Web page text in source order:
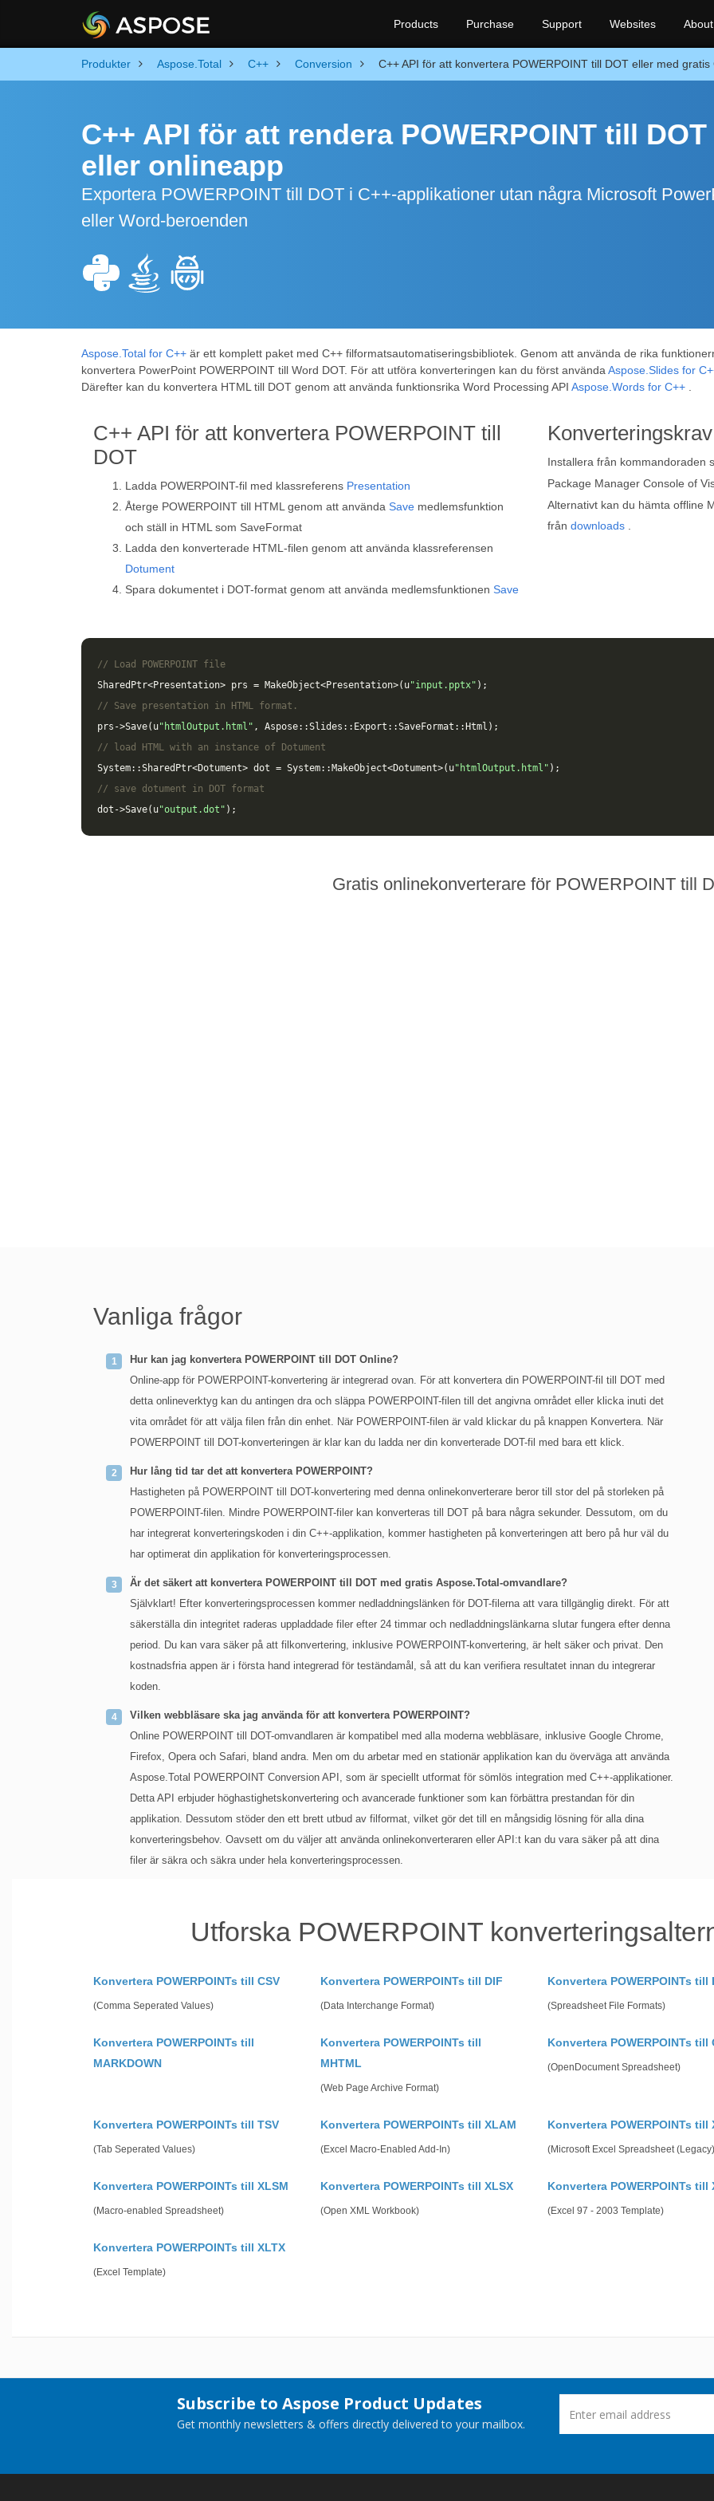
Products Purchase Support Websites About
Produkter Aspose.Total C++ Conversion C++ API för att konvertera POWERPOINT till DOT eller med
C++ API för att rendera POWERPOINT till DOT
eller onlineapp
Exportera POWERPOINT till DOT i C++-applikationer utan några Microsoft
eller Word-beroenden
Aspose.Total for C++ är ett komplett paket med C++ filformatsautomatiseringsbibliotek. Genom att använda de rika
konvertera PowerPoint POWERPOINT till Word DOT. För att utföra konverteringen kan du först använda Aspose.Slides for
Därefter kan du konvertera HTML till DOT genom att använda funktionsrika Word Processing API Aspose.Words for C++
C++ API för att konvertera POWERPOINT till
DOT
Ladda POWERPOINT-fil med klassreferens Presentation
Återge POWERPOINT till HTML genom att använda Save medlemsfunktion
och ställ in HTML som SaveFormat
Ladda den konverterade HTML-filen genom att använda klassreferensen
Dotument
Spara dokumentet i DOT-format genom att använda medlemsfunktionen Save
Konverteringskrav
Installera från kommandoraden
Package Manager Console of
Alternativt kan du hämta offline
från downloads
// Load POWERPOINT file
SharedPtr<Presentation> prs = MakeObject<Presentation>( u"input.pptx" );
// Save presentation in HTML format.
prs ->Save( u"htmlOutput.html" , Aspose::Slides :: Export ::SaveFormat :: Html );
// load HTML with an instance of Dotument
System::SharedPtr<Dotument> dot = System:: MakeObject<Dotument>( u"htmlOutput.html" );
// save dotument in DOT format
dot ->Save( u"output.dot" );
Gratis onlinekonverterare för POWERPOINT till
Vanliga frågor
Hur kan jag konvertera POWERPOINT till DOT Online?
Online-app för POWERPOINT-konvertering är integrerad ovan. För att konvertera din POWERPOINT-fil till DOT med
detta onlineverktyg kan du antingen dra och släppa POWERPOINT-filen till det angivna området eller klicka inuti det
vita området för att välja filen från din enhet. När POWERPOINT-filen är vald klickar du på knappen Konvertera. När
POWERPOINT till DOT-konverteringen är klar kan du ladda ner din konverterade DOT-fil med bara ett klick.
Hur lång tid tar det att konvertera POWERPOINT?
Hastigheten på POWERPOINT till DOT-konvertering med denna onlinekonverterare beror till stor del på storleken på
POWERPOINT-filen. Mindre POWERPOINT-filer kan konverteras till DOT på bara några sekunder. Dessutom, om du
har integrerat konverteringskoden i din C++-applikation, kommer hastigheten på konverteringen att bero på hur väl du
har optimerat din applikation för konverteringsprocessen.
Är det säkert att konvertera POWERPOINT till DOT med gratis Aspose.Total-omvandlare?
Självklart! Efter konverteringsprocessen kommer nedladdningslänken för DOT-filerna att vara tillgänglig direkt. För att
säkerställa din integritet raderas uppladdade filer efter 24 timmar och nedladdningslänkarna slutar fungera efter denna
period. Du kan vara säker på att filkonvertering, inklusive POWERPOINT-konvertering, är helt säker och privat. Den
kostnadsfria appen är i första hand integrerad för teständamål, så att du kan verifiera resultatet innan du integrerar
koden.
Vilken webbläsare ska jag använda för att konvertera POWERPOINT?
Online POWERPOINT till DOT-omvandlaren är kompatibel med alla moderna webbläsare, inklusive Google Chrome,
Firefox, Opera och Safari, bland andra. Men om du arbetar med en stationär applikation kan du överväga att använda
Aspose.Total POWERPOINT Conversion API, som är speciellt utformat för sömlös integration med C++-applikationer.
Detta API erbjuder höghastighetskonvertering och avancerade funktioner som kan förbättra prestandan för din
applikation. Dessutom stöder den ett brett utbud av filformat, vilket gör det till en mångsidig lösning för alla dina
konverteringsbehov. Oavsett om du väljer att använda onlinekonverteraren eller API:t kan du vara säker på att dina
filer är säkra och säkra under hela konverteringsprocessen.
Utforska POWERPOINT
Konvertera POWERPOINTs till CSV
(Comma Seperated Values)
Konvertera POWERPOINTs till DIF
(Data Interchange Format)
Konvertera POWERPOINTs till
(Spreadsheet File Formats)
Konvertera POWERPOINTs till
MARKDOWN
Konvertera POWERPOINTs till
MHTML
(Web Page Archive Format)
Konvertera POWERPOINTs till
(OpenDocument Spreadsheet)
Konvertera POWERPOINTs till TSV
(Tab Seperated Values)
Konvertera POWERPOINTs till XLAM
(Excel Macro-Enabled Add-In)
Konvertera POWERPOINTs till
(Microsoft Excel Spreadsheet
Konvertera POWERPOINTs till XLSM
(Macro-enabled Spreadsheet)
Konvertera POWERPOINTs till XLSX
(Open XML Workbook)
Konvertera POWERPOINTs till
(Excel 97 - 2003 Template)
Konvertera POWERPOINTs till XLTX
(Excel Template)
Subscribe to Aspose Product Updates
Get monthly newsletters & offers directly delivered to your mailbox.